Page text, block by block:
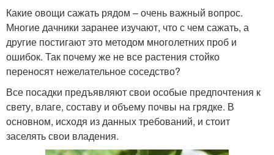
Какие овощи сажать рядом – очень важный вопрос.
Многие дачники заранее изучают, что с чем сажать, а
другие постигают это методом многолетних проб и
ошибок. Так почему же не все растения стойко
переносят нежелательное соседство?
Все посадки предъявляют свои особые предпочтения к
свету, влаге, составу и объему почвы на грядке. В
основном, исходя из данных требований, и стоит
заселять свои владения.